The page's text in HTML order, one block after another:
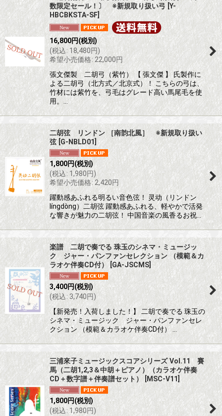
数限定セール！〕 ※新規取り扱い弓 Y-
HBCBKSTA-SF]
16,800円(税別)
(税込: 18,480円)
希望小売価格: 22,000円
張文傑製 二胡弓（紫竹） 【 張文傑 】 氏製作に
よる二胡弓（北方式／北京式）！ こちらの弓は、
竹材には紫竹を、弓毛はグレード高い馬尾毛を使
用。…
二胡弦 リンドン ［南韵北風］ ※新規取り扱い
弦 G-NBLD01
1,800円(税別)
(税込: 1,980円)
希望小売価格: 2,420円
躍動感あふれる明るい音色弦！ 灵动（リンドン
língdòng）二胡弦 躍動感あふれる、軽やかで活発
な響きが魅力の二胡弦！ 中国音楽の風香るお祝…
楽譜 二胡で奏でる 珠玉のシネマ・ミュージッ
ク ジャー・パンファンセレクション （模範＆カ
ラオケ伴奏CD付） [GA-JSCMS
3,400円(税別)
(税込: 3,740円)
【新発売！入荷しました！】 二胡で奏でる 珠玉の
シネマ・ミュージック ジャー・パンファンセレ
クション （模範＆カラオケ伴奏CD付） …
三浦來子ミュージックスコアシリーズ Vol.11 賽
馬（二胡1,2,3＆中胡＋ピアノ）（カラオケ伴奏
CD＋数字譜＋伴奏譜セット） [ MSC-V11
1,800円(税別)
(税込: 1,980円)